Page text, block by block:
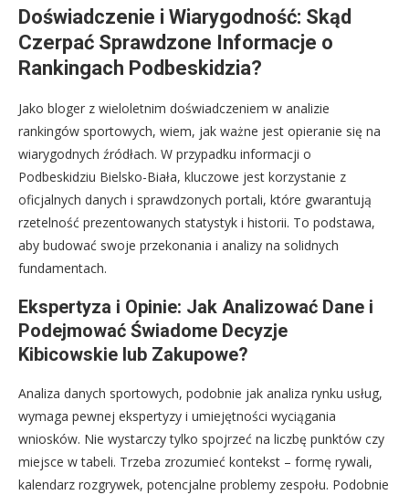
Doświadczenie i Wiarygodność: Skąd
Czerpać Sprawdzone Informacje o
Rankingach Podbeskidzia?
Jako bloger z wieloletnim doświadczeniem w analizie
rankingów sportowych, wiem, jak ważne jest opieranie się na
wiarygodnych źródłach. W przypadku informacji o
Podbeskidziu Bielsko-Biała, kluczowe jest korzystanie z
oficjalnych danych i sprawdzonych portali, które gwarantują
rzetelność prezentowanych statystyk i historii. To podstawa,
aby budować swoje przekonania i analizy na solidnych
fundamentach.
Ekspertyza i Opinie: Jak Analizować Dane i
Podejmować Świadome Decyzje
Kibicowskie lub Zakupowe?
Analiza danych sportowych, podobnie jak analiza rynku usług,
wymaga pewnej ekspertyzy i umiejętności wyciągania
wniosków. Nie wystarczy tylko spojrzeć na liczbę punktów czy
miejsce w tabeli. Trzeba zrozumieć kontekst – formę rywali,
kalendarz rozgrywek, potencjalne problemy zespołu. Podobnie